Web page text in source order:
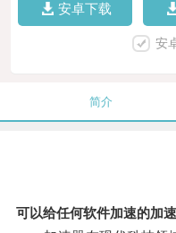
安卓下载
安
简介
可以给任何软件加速的加